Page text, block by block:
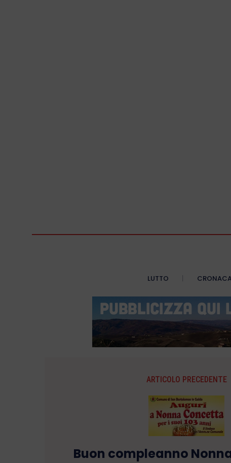
LUTTO
ARTICOLO PRECEDENTE
Buon compleanno